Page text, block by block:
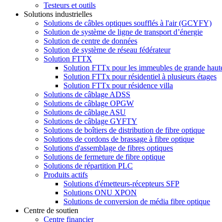
Testeurs et outils
Solutions industrielles
Solutions de câbles optiques soufflés à l'air (GCYFY)
Solution de système de ligne de transport d’énergie
Solution de centre de données
Solution de système de réseau fédérateur
Solution FTTX
Solution FTTx pour les immeubles de grande
Solution FTTx pour résidentiel à plusieurs étages
Solution FTTx pour résidence villa
Solutions de câblage ADSS
Solutions de câblage OPGW
Solutions de câblage ASU
Solutions de câblage GYFTY
Solutions de boîtiers de distribution de fibre optique
Solutions de cordons de brassage à fibre optique
Solutions d'assemblage de fibres optiques
Solutions de fermeture de fibre optique
Solutions de répartition PLC
Produits actifs
Solutions d'émetteurs-récepteurs SFP
Solutions ONU XPON
Solutions de conversion de média fibre optique
Centre de soutien
Centre financier